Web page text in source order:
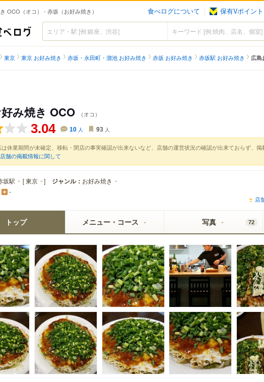
OCO（オコ） - 赤坂（お好み焼き） 食べログについて 保有Vポイント
食べログ
東京 東京 お好み焼き 赤坂・永田町・溜池 お好み焼き 赤坂 お好み焼き 赤坂駅 お好み焼き 広島
み焼き OCO （オコ）
3.04 10 人 93 人
は休業期間が未確定、移転・閉店の事実確認が出来ないなど、店舗の運営状況の確認が出来ておらず、掲
店舗の掲載情報に関して
坂駅 [東京 ] ジャンル： お好み焼き
-
店
トップ メニュー・コース 写真 72